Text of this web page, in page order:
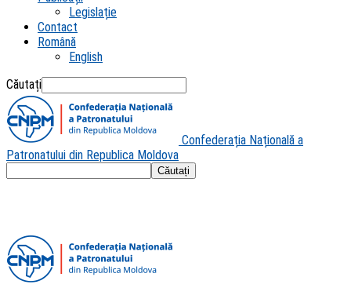
Legislație
Contact
Română
English
Căutați
Confederația Națională a
Patronatului din Republica Moldova